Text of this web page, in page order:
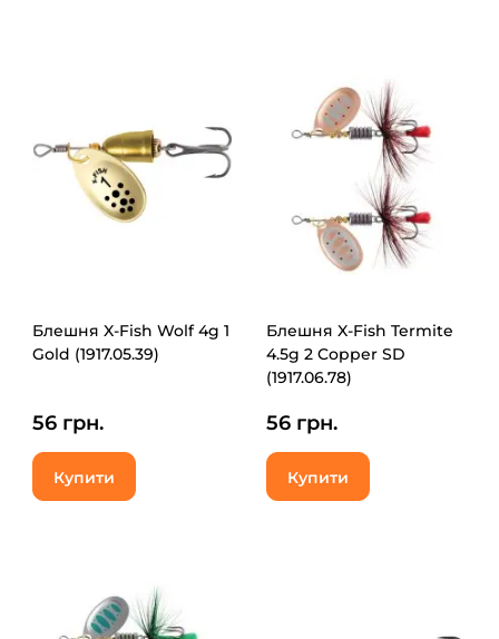
Блешня X-Fish Wolf 4g 1
Gold (1917.05.39)
56 грн.
Купити
Блешня X-Fish Termite
4.5g 2 Copper SD
(1917.06.78)
56 грн.
Купити